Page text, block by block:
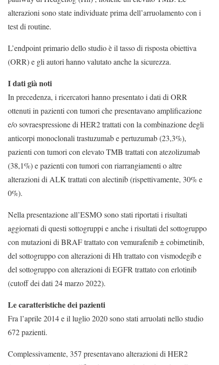
alterazioni sono state individuate prima dell’arruolamento con i
test di routine.
L’endpoint primario dello studio è il tasso di risposta obiettiva
(ORR) e gli autori hanno valutato anche la sicurezza.
I dati già noti
In precedenza, i ricercatori hanno presentato i dati di ORR
ottenuti in pazienti con tumori che presentavano amplificazione
e/o sovraespressione di HER2 trattati con la combinazione degli
anticorpi monoclonali trastuzumab e pertuzumab (23,3%),
pazienti con tumori con elevato TMB trattati con atezolizumab
(38,1%) e pazienti con tumori con riarrangiamenti o altre
alterazioni di ALK trattati con alectinib (rispettivamente, 30% e
0%).
Nella presentazione all’ESMO sono stati riportati i risultati
aggiornati di questi sottogruppi e anche i risultati del sottogruppo
con mutazioni di BRAF trattato con vemurafenib ± cobimetinib,
del sottogruppo con alterazioni di Hh trattato con vismodegib e
del sottogruppo con alterazioni di EGFR trattato con erlotinib
(cutoff dei dati 24 marzo 2022).
Le caratteristiche dei pazienti
Fra l’aprile 2014 e il luglio 2020 sono stati arruolati nello studio
672 pazienti.
Complessivamente, 357 presentavano alterazioni di HER2